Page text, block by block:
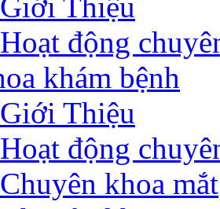
Hoạt động
khám bệnh
Giới Thiệu
Hoạt động
Chuyên khoa mắt